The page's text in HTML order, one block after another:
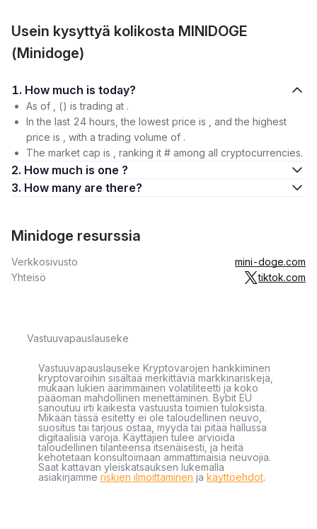
Usein kysyttyä kolikosta MINIDOGE
(Minidoge)
1. How much is today?
As of , () is trading at .
In the last 24 hours, the lowest price is , and the highest
price is , with a trading volume of .
The market cap is , ranking it # among all cryptocurrencies.
2. How much is one ?
3. How many are there?
Minidoge resurssia
Verkkosivusto
mini-doge.com
Yhteisö
tiktok.com
Vastuuvapauslauseke
Vastuuvapauslauseke Kryptovarojen hankkiminen
kryptovaroihin sisältää merkittäviä markkinariskejä,
mukaan lukien äärimmäinen volatiliteetti ja koko
pääoman mahdollinen menettäminen. Bybit EU
sanoutuu irti kaikesta vastuusta toimien tuloksista.
Mikään tässä esitetty ei ole taloudellinen neuvo,
suositus tai tarjous ostaa, myydä tai pitää hallussa
digitaalisia varoja. Käyttäjien tulee arvioida
taloudellinen tilanteensa itsenäisesti, ja heitä
kehotetaan konsultoimaan ammattimaisia neuvojia.
Saat kattavan yleiskatsauksen lukemalla
asiakirjamme riskien ilmoittaminen ja käyttöehdot.